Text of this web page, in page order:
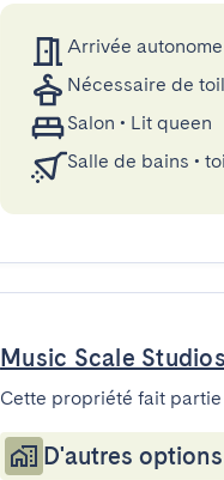
Arrivée autonome
Nécessaire de
Salon • Lit queen
Salle de bains •
Music Scale Studios
Cette propriété fait partie
D'autres